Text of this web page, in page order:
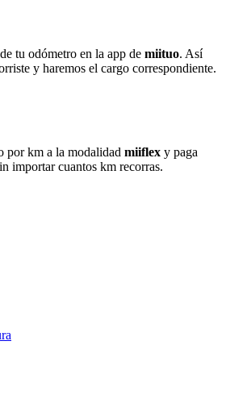
tu odómetro en la app de miituo. Así
y haremos el cargo correspondiente.
por km a la modalidad miiflex y paga
importar cuantos km recorras.